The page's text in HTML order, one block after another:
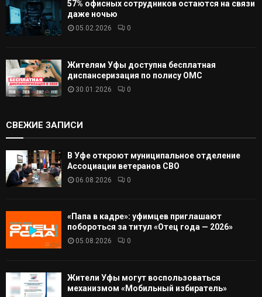
57% офисных сотрудников остаются на связи
даже ночью
05.02.2026 0
Жителям Уфы доступна бесплатная
диспансеризация по полису ОМС
30.01.2026 0
СВЕЖИЕ ЗАПИСИ
В Уфе откроют муниципальное отделение
Ассоциации ветеранов СВО
06.08.2026 0
«Папа в кадре»: уфимцев приглашают
побороться за титул «Отец года — 2026»
05.08.2026 0
Жители Уфы могут воспользоваться
механизмом «Мобильный избиратель»